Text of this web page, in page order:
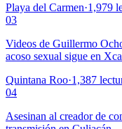
Playa del Carmen·1,979
03
Videos de Guillermo
acoso sexual sigue en
Quintana Roo·1,387
04
Asesinan al creador de